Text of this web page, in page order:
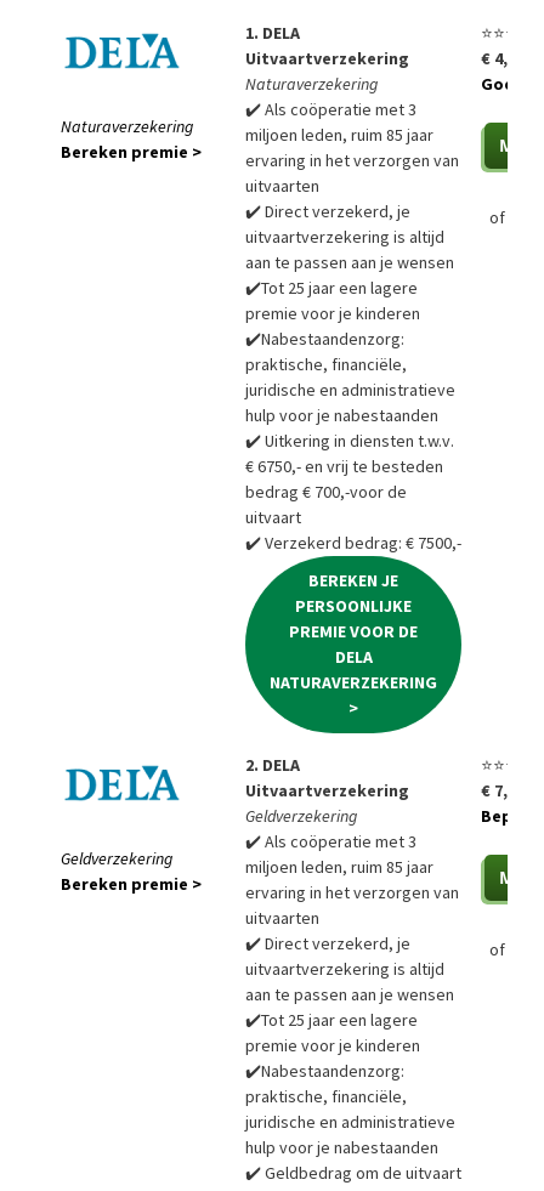
Naturaverzekering
Bereken premie >
1. DELA
Uitvaartverzekering
Naturaverzekering
✔️ Als coöperatie met 3
miljoen leden, ruim 85 jaar
ervaring in het verzorgen van
uitvaarten
✔️ Direct verzekerd, je
uitvaartverzekering is altijd
aan te passen aan je wensen
✔️Tot 25 jaar een lagere
premie voor je kinderen
✔️Nabestaandenzorg:
praktische, financiële,
juridische en administratieve
hulp voor je nabestaanden
✔️ Uitkering in diensten t.w.v.
€ 6750,- en vrij te besteden
bedrag € 700,-voor de
uitvaart
✔️ Verzekerd bedrag: € 7500,-
BEREKEN JE
PERSOONLIJKE
PREMIE VOOR DE
DELA
NATURAVERZEKERING
>
⭐⭐⭐⭐⭐
€ 4,99
of
Geldverzekering
Bereken premie >
2. DELA
Uitvaartverzekering
Geldverzekering
✔️ Als coöperatie met 3
miljoen leden, ruim 85 jaar
ervaring in het verzorgen van
uitvaarten
✔️ Direct verzekerd, je
uitvaartverzekering is altijd
aan te passen aan je wensen
✔️Tot 25 jaar een lagere
premie voor je kinderen
✔️Nabestaandenzorg:
praktische, financiële,
juridische en administratieve
hulp voor je nabestaanden
✔️ Geldbedrag om de uitvaart
⭐⭐⭐⭐⭐
€ 7,85
Bepaal
of